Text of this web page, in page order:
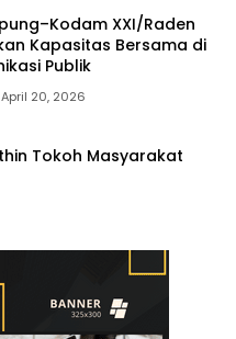
XXI/Raden
Kapasitas Bersama di
Publik
April 20, 2026
Tokoh Masyarakat